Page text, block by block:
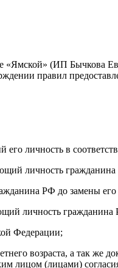
(ИП Бычкова
правил
личность в
личность
РФ до замены
личность
Федерации;
возраста, а так
лицом (лицами)